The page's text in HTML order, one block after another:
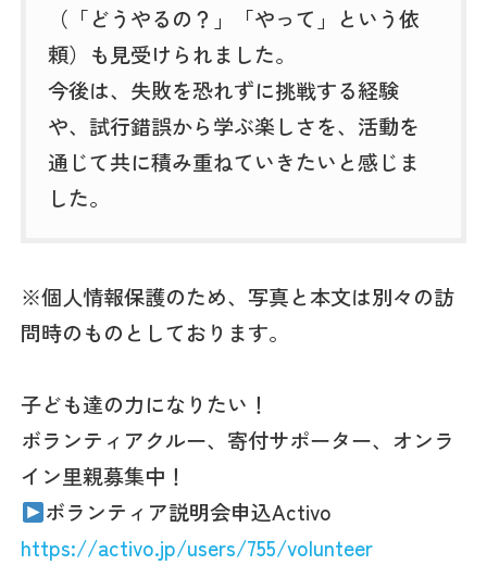
（「どうやるの？」「やって」という依
頼）も見受けられました。
今後は、失敗を恐れずに挑戦する経験
や、試行錯誤から学ぶ楽しさを、活動を
通じて共に積み重ねていきたいと感じま
した。
※個人情報保護のため、写真と本文は別々の訪
問時のものとしております。
子ども達の力になりたい！
ボランティアクルー、寄付サポーター、オンラ
イン里親募集中！
ボランティア説明会申込Activo
https://activo.jp/users/755/volunteer